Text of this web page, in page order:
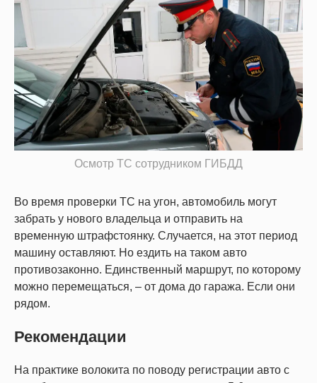
Осмотр ТС сотрудником ГИБДД
Во время проверки ТС на угон, автомобиль могут
забрать у нового владельца и отправить на
временную штрафстоянку. Случается, на этот период
машину оставляют. Но ездить на таком авто
противозаконно. Единственный маршрут, по которому
можно перемещаться, – от дома до гаража. Если они
рядом.
Рекомендации
На практике волокита по поводу регистрации авто с